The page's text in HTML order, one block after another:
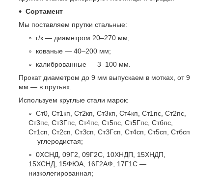
Сортамент
Мы поставляем прутки стальные:
г/к — диаметром 20–270 мм;
кованые — 40–200 мм;
калиброванные — 3–100 мм.
Прокат диаметром до 9 мм выпускаем в мотках, от 9
мм — в прутьях.
Используем круглые стали марок:
Ст0, Ст1кп, Ст2кп, Ст3кп, Ст4кп, Ст1пс, Ст2пс,
Ст3пс, Ст3Гпс, Ст4пс, Ст5пс, Ст5Гпс, Стбпс,
Ст1сп, Ст2сп, СтЗсп, СтЗГсп, Ст4сп, Ст5сп, Стбсп
— углеродистая;
0ХСНД, 09Г2, 09Г2С, 10ХНДП, 15ХНДП,
15ХСНД, 15ФЮА, 16Г2АФ, 17Г1С —
низколегированная;